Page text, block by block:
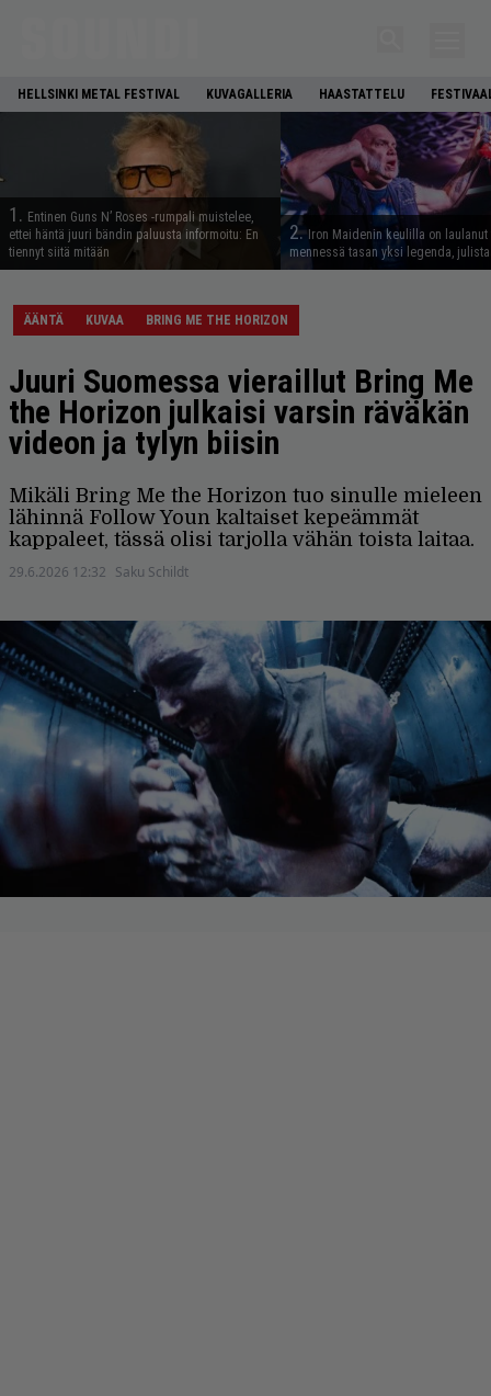
HELLSINKI METAL FESTIVAL KUVAGALLERIA HAASTATTELU
1. Entinen Guns N’ Roses -rumpali muistelee,
ettei häntä juuri bändin paluusta informoitu: En
tiennyt siitä mitään
2. Iron Maidenin keulilla on laulanut
mennessä tasan yksi legenda,
ÄÄNTÄ KUVAA BRING ME THE HORIZON
Juuri Suomessa vieraillut Bring Me
the Horizon julkaisi varsin räväkän
videon ja tylyn biisin
Mikäli Bring Me the Horizon tuo sinulle mieleen
lähinnä Follow Youn kaltaiset kepeämmät
kappaleet, tässä olisi tarjolla vähän toista laitaa.
29.6.2026 12:32 Saku Schildt